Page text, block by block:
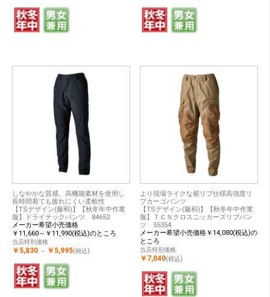
しなやかな質感、高機能素材を使用し
長時間着ても疲れにくい柔軟性
【TSデザイン(藤和)】【秋冬年中作業
服】ドライテックパンツ 84652
メーカー希望小売価格
￥11,660～￥11,990(税込)のところ
当店特別価格
￥5,830 ～ ￥5,995(税込)
より現場ライクな裾リブ仕様高強度リ
ブカーゴパンツ
【TSデザイン(藤和)】【秋冬年中作業
服】ＴＣＮクロスニッカーズリブパン
ツ 55354
メーカー希望小売価格￥14,080(税込)の
ところ
当店特別価格
￥7,040(税込)